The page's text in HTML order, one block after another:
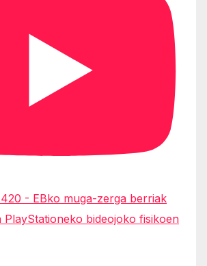
- EBko muga-zerga berriak
PlayStationeko bideojoko fisikoen